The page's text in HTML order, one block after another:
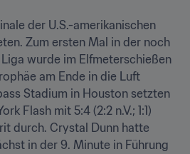
der U.S.-amerikanischen
Zum ersten Mal in der noch
wurde im Elfmeterschießen
am Ende in die Luft
Stadium in Houston setzten
Flash mit 5:4 (2:2 n.V.; 1:1)
durch. Crystal Dunn hatte
in der 9. Minute in Führung